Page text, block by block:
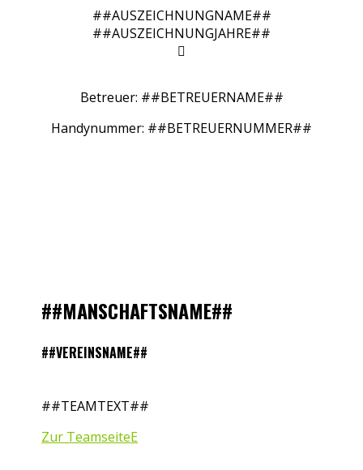
##AUSZEICHNUNGNAME##
##AUSZEICHNUNGJAHRE##

Betreuer: ##BETREUERNAME##
Handynummer: ##BETREUERNUMMER##
##MANSCHAFTSNAME##
##VEREINSNAME##
##TEAMTEXT##
Zur Teamseite